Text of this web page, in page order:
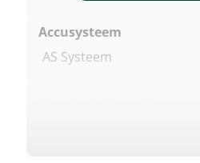
Accusysteem
AS Systeem